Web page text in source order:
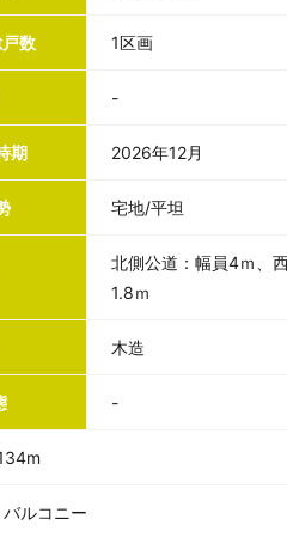
数 1区画
-
期 2026年12月
宅地/平坦
北側公道：幅員4ｍ、
1.8ｍ
木造
-
ルコニー